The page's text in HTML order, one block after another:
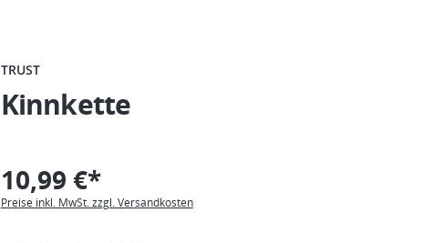
TRUST
Kinnkette
10,99 €*
Preise inkl. MwSt. zzgl. Versandkosten